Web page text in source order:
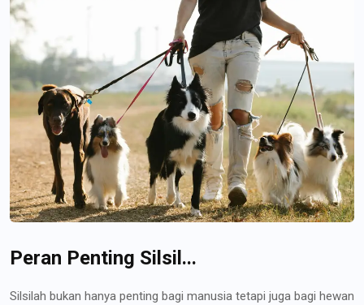
Peran Penting Silsil...
Silsilah bukan hanya penting bagi manusia tetapi juga bagi hewan